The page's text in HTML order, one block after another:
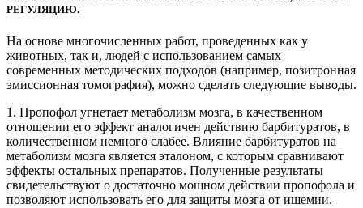
РЕГУЛЯЦИЮ.
На основе многочисленных работ, проведенных как у
животных, так и, людей с использованием самых
современных методических подходов (например, позитронная
эмиссионная томография), можно сделать следующие выводы.
1. Пропофол угнетает метаболизм мозга, в качественном
отношении его эффект аналогичен действию барбитуратов, в
количественном немного слабее. Влияние барбитуратов на
метаболизм мозга является эталоном, с которым сравнивают
эффекты остальных препаратов. Полученные результаты
свидетельствуют о достаточно мощном действии пропофола и
позволяют использовать его для защиты мозга от ишемии.